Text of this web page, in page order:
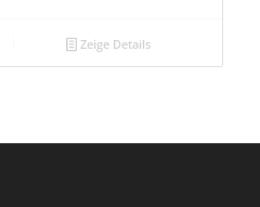
Zeige Details